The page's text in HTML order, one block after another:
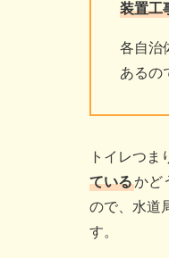
装置工
各自治
あるの
トイレつ
ているかど
ので、水道
す。